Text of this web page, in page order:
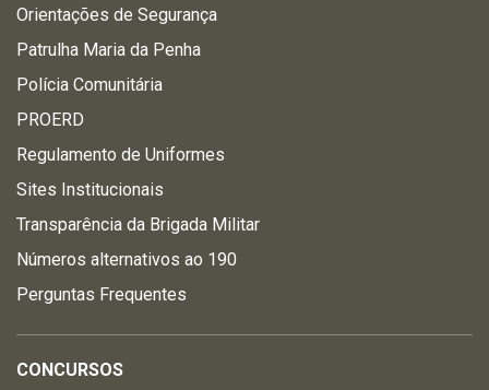
Orientações de Segurança
Patrulha Maria da Penha
Polícia Comunitária
PROERD
Regulamento de Uniformes
Sites Institucionais
Transparência da Brigada Militar
Números alternativos ao 190
Perguntas Frequentes
CONCURSOS